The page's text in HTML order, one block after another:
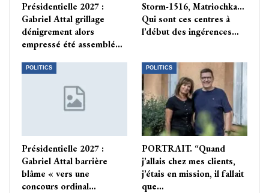
Présidentielle 2027 :
Gabriel Attal grillage
dénigrement alors
empressé été assemblé…
Storm-1516, Matriochka…
Qui sont ces centres à
l’début des ingérences…
POLITICS
Présidentielle 2027 :
Gabriel Attal barrière
blâme « vers une
concours ordinal…
POLITICS
PORTRAIT. “Quand
j’allais chez mes clients,
j’étais en mission, il fallait
que…